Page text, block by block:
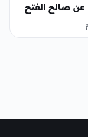
عن صالح الفتح